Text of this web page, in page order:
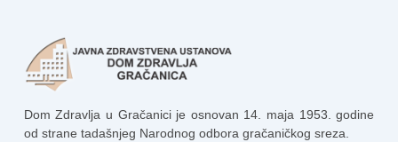
Dom Zdravlja u Gračanici je osnovan 14. maja 1953. godine
od strane tadašnjeg Narodnog odbora gračaničkog sreza.